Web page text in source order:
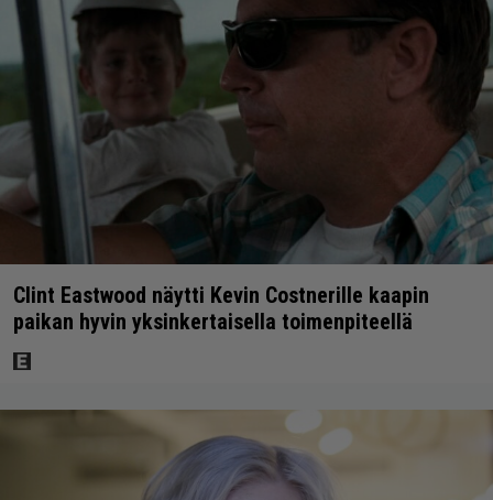
Clint Eastwood näytti Kevin Costnerille kaapin
paikan hyvin yksinkertaisella toimenpiteellä